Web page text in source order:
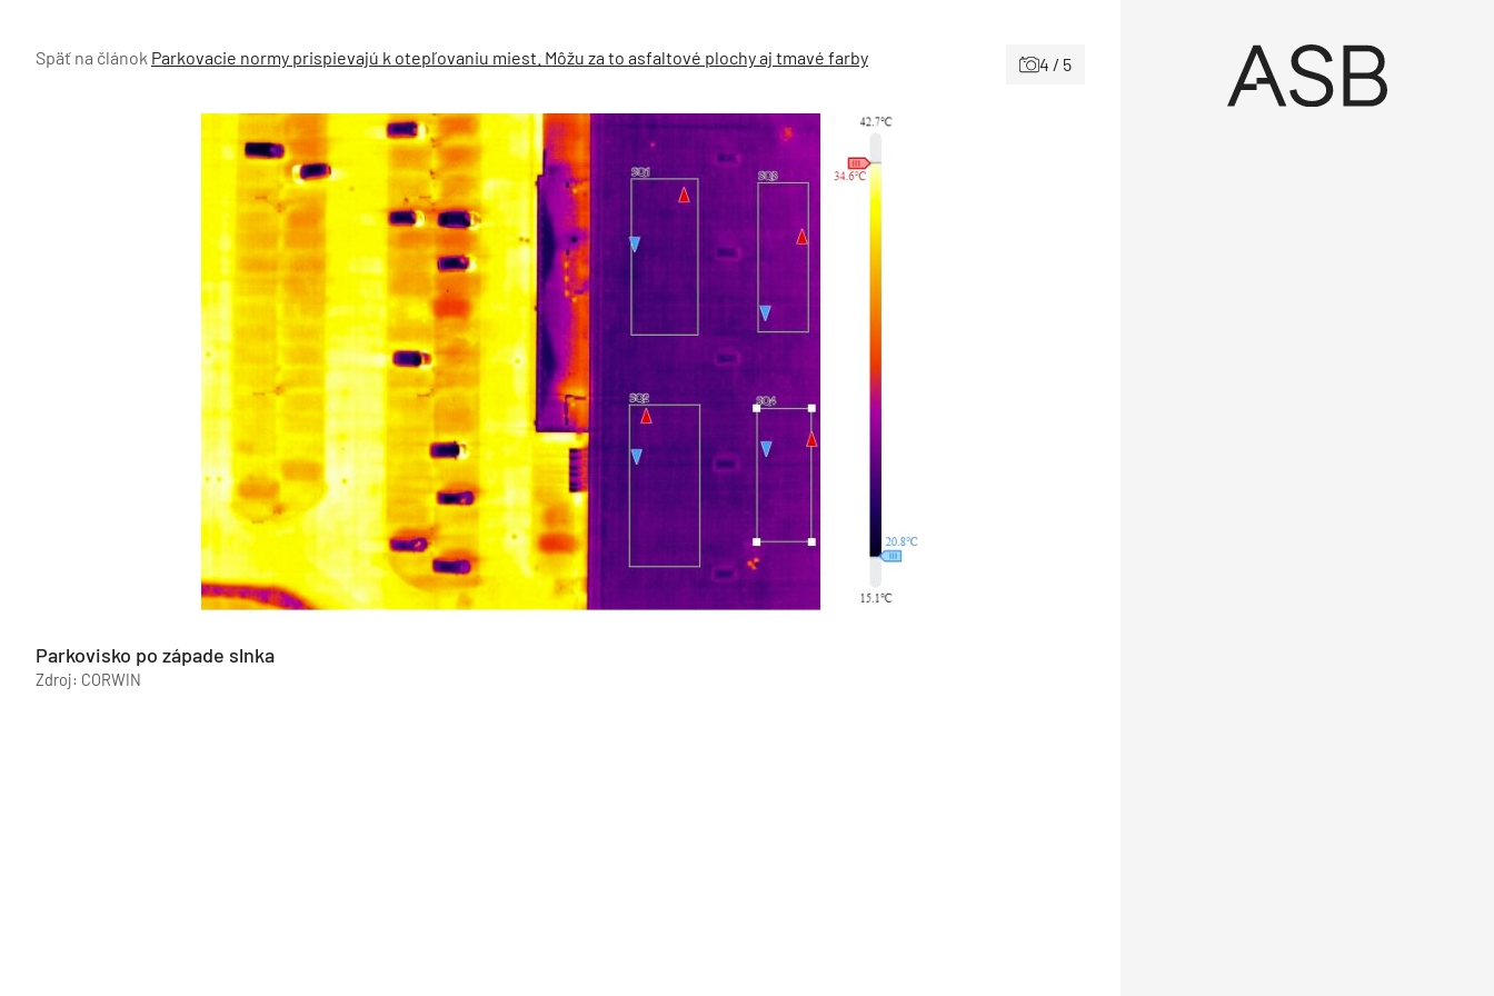
Späť na článok Parkovacie normy prispievajú k otepľovaniu miest. Môžu za to asfaltové plochy aj tmavé farby 4 / 5
Parkovisko po západe slnka
Zdroj: CORWIN